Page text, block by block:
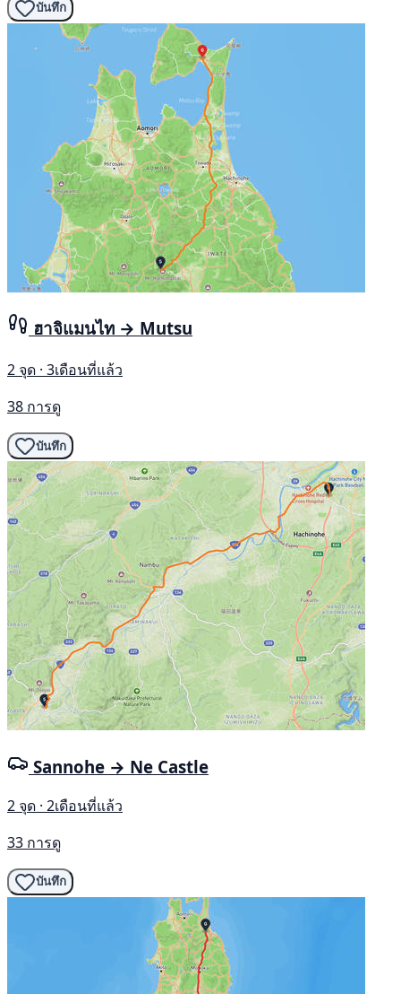
บันทึก
ฮาจิแมนไท → Mutsu
2 จุด · 3เดือนที่แล้ว
38 การดู
บันทึก
Sannohe → Ne Castle
2 จุด · 2เดือนที่แล้ว
33 การดู
บันทึก